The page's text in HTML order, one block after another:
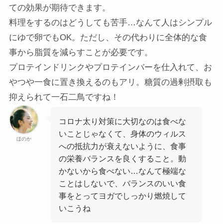
ての効果が期待できます。
料理をするのはどうしても苦手…なんて人はシンプル
にゆで卵でもOK。ただし、その代わりに全体的な食
事から脂質を減らすことが必要です。
プロテインドリンクやプロテインバーを仕入れて、お
やつや一食に置き換えるのもアリ。糖質の過剰摂取も
抑えられて一石二鳥ですね！
ほのか
コロナ太り対策に大切なのは食べな
いことじゃなくて、身体のウィルス
への抵抗力が衰えないように、食事
の栄養バランスを良くすること。動
かないから食べない…なんて極端な
ことはしないで、バランスのいい食
事をとってヨガでしっかり燃焼して
いこうね